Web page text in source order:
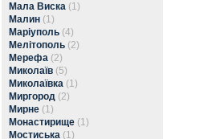
Мала Виска (1)
Малин (1)
Маріуполь (4)
Мелітополь (2)
Мерефа (2)
Миколаїв (5)
Миколаївка (1)
Миргород (2)
Мирне (1)
Монастирище (1)
Мостиська (1)